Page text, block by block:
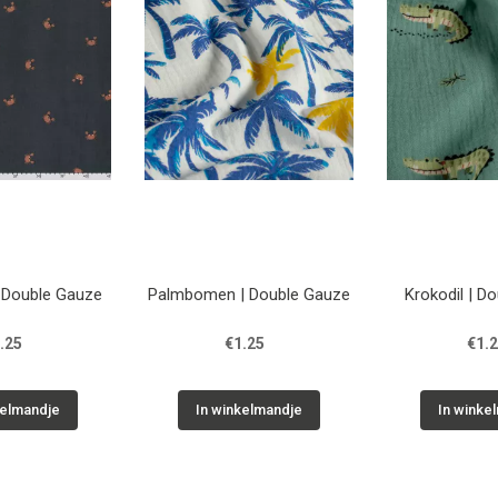
Gauze Palmbomen | Double Gauze
€1.25
In winkelmandje
Krokodil |
In